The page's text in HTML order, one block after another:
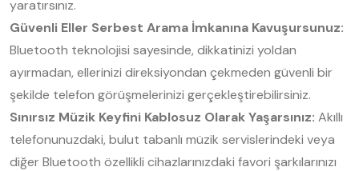
yaratırsınız.
Güvenli Eller Serbest Arama İmkanına Kavuşursunuz:
Bluetooth teknolojisi sayesinde, dikkatinizi yoldan
ayırmadan, ellerinizi direksiyondan çekmeden güvenli bir
şekilde telefon görüşmelerinizi gerçekleştirebilirsiniz.
Sınırsız Müzik Keyfini Kablosuz Olarak Yaşarsınız: Akıllı
telefonunuzdaki, bulut tabanlı müzik servislerindeki veya
diğer Bluetooth özellikli cihazlarınızdaki favori şarkılarınızı